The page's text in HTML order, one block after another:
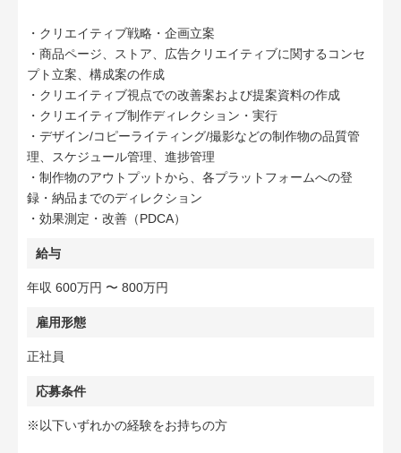
・クリエイティブ戦略・企画立案
・商品ページ、ストア、広告クリエイティブに関するコンセ
プト立案、構成案の作成
・クリエイティブ視点での改善案および提案資料の作成
・クリエイティブ制作ディレクション・実行
・デザイン/コピーライティング/撮影などの制作物の品質管
理、スケジュール管理、進捗管理
・制作物のアウトプットから、各プラットフォームへの登
録・納品までのディレクション
・効果測定・改善（PDCA）
給与
年収 600万円 〜 800万円
雇用形態
正社員
応募条件
※以下いずれかの経験をお持ちの方